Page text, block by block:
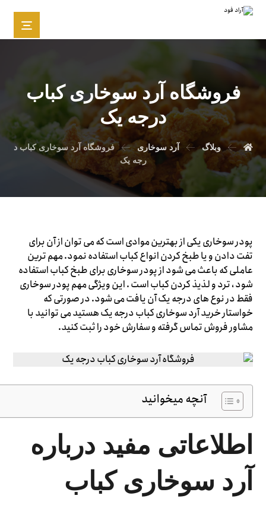
فروشگاه آرد سوخاری کباب
درجه یک
وبلاگ آرد سوخاری
فروشگاه آرد سوخاری کباب د
رجه یک
پودر سوخاری یکی از بهترین موادی است که می توان از آن برای
تفت دادن و یا طبخ کردن انواع کباب استفاده نمود. مهم ترین
عاملی که باعث می شود از پودر سوخاری برای طبخ کباب استفاده
شود ، ترد و لذیذ کردن کباب است . این ویژگی مهم پودر سوخاری
فقط در نوع های درجه یک آن یافت می شود. در صورتی که
خواستار خرید آرد سوخاری کباب درجه یک هستید می توانید با
مشاور فروش تماس گرفته و سفارش خود را ثبت کنید.
آنچه میخوانید
اطلاعاتی مفید درباره
آرد سوخاری کباب